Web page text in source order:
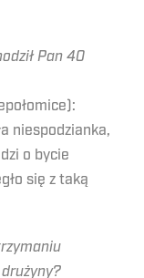
Pan 40
niespodzianka,
o bycie
się z taką